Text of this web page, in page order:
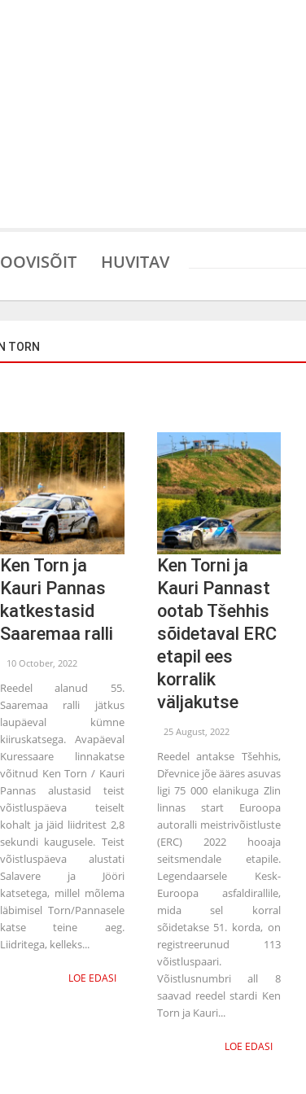
HUVITAV
TORN
Ken Torn ja
Kauri Pannas
katkestasid
Saaremaa ralli
10 October, 2022
Reedel alanud 55.
Saaremaa ralli jätkus
laupäeval kümne
kiiruskatsega. Avapäeval
Kuressaare linnakatse
võitnud Ken Torn / Kauri
Pannas alustasid teist
võistluspäeva teiselt
kohalt ja jäid liidritest 2,8
sekundi kaugusele. Teist
võistluspäeva alustati
Salavere ja Jööri
katsetega, millel mõlema
läbimisel Torn/Pannasele
katse teine aeg.
Liidritega, kelleks...
LOE EDASI
Ken Torni ja
Kauri Pannast
ootab Tšehhis
sõidetaval ERC
etapil ees
korralik
väljakutse
25 August, 2022
Reedel antakse Tšehhis,
Dřevnice jõe ääres asuvas
ligi 75 000 elanikuga Zlin
linnas start Euroopa
autoralli meistrivõistluste
(ERC) 2022 hooaja
seitsmendale etapile.
Legendaarsele Kesk-
Euroopa asfaldirallile,
mida sel korral
sõidetakse 51. korda, on
registreerunud 113
võistluspaari.
Võistlusnumbri all 8
saavad reedel stardi Ken
Torn ja Kauri...
LOE EDASI